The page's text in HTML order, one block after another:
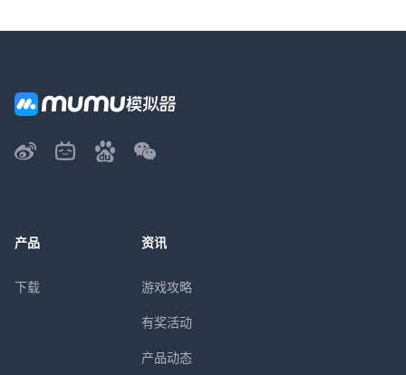
产品
下载
资讯
游戏攻略
有奖活动
产品动态